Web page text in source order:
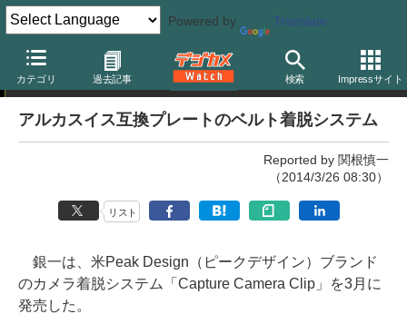
Powered by Translate
カテゴリ 過去記事 検索 Impressサイト
ニュース
アルカスイス互換プレートのベルト着脱システム
Reported by 関根慎一
（2014/3/26 08:30）
リスト
銀一は、米Peak Design（ピークデザイン）ブランド
のカメラ着脱システム「Capture Camera Clip」を3月に
発売した。